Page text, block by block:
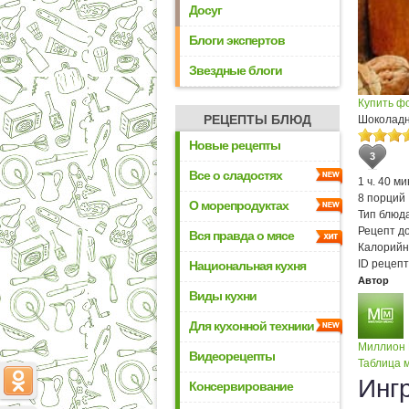
Досуг
Блоги экспертов
Звездные блоги
РЕЦЕПТЫ БЛЮД
Новые рецепты
Все о сладостях
О морепродуктах
Вся правда о мясе
Национальная кухня
Виды кухни
Для кухонной техники
Видеорецепты
Консервирование
Купить
3
1 ч. 40
8 порций
Тип
Рецепт
ID
Автор
Таблица